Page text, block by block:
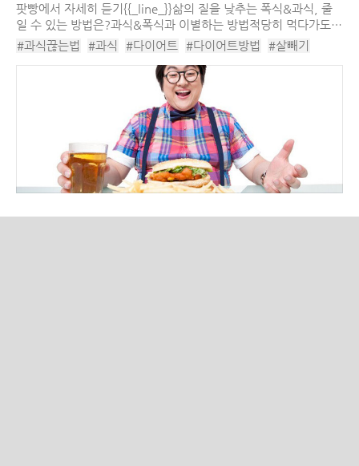
팟빵에서 자세히 듣기​​{{_line_}}삶의 질을 낮추는 폭식&과식, 줄
일 수 있는 방법은?과식&폭식과 이별하는 방법​적당히 먹다가도
좋아하는 음식을 마주하게 되면 정신 차릴 새도 없이 과식하게 된
#과식끊는법 #과식 #다이어트 #다이어트방법
#살빼기
#살빼는법